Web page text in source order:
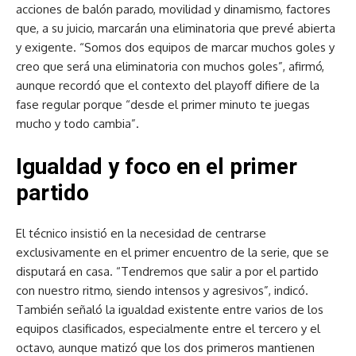
acciones de balón parado, movilidad y dinamismo, factores
que, a su juicio, marcarán una eliminatoria que prevé abierta
y exigente. “Somos dos equipos de marcar muchos goles y
creo que será una eliminatoria con muchos goles”, afirmó,
aunque recordó que el contexto del playoff difiere de la
fase regular porque “desde el primer minuto te juegas
mucho y todo cambia”.
Igualdad y foco en el primer
partido
El técnico insistió en la necesidad de centrarse
exclusivamente en el primer encuentro de la serie, que se
disputará en casa. “Tendremos que salir a por el partido
con nuestro ritmo, siendo intensos y agresivos”, indicó.
También señaló la igualdad existente entre varios de los
equipos clasificados, especialmente entre el tercero y el
octavo, aunque matizó que los dos primeros mantienen